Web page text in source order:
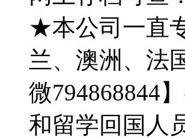
★本公司一直
兰、澳洲、法
微794868844
和留学回国人